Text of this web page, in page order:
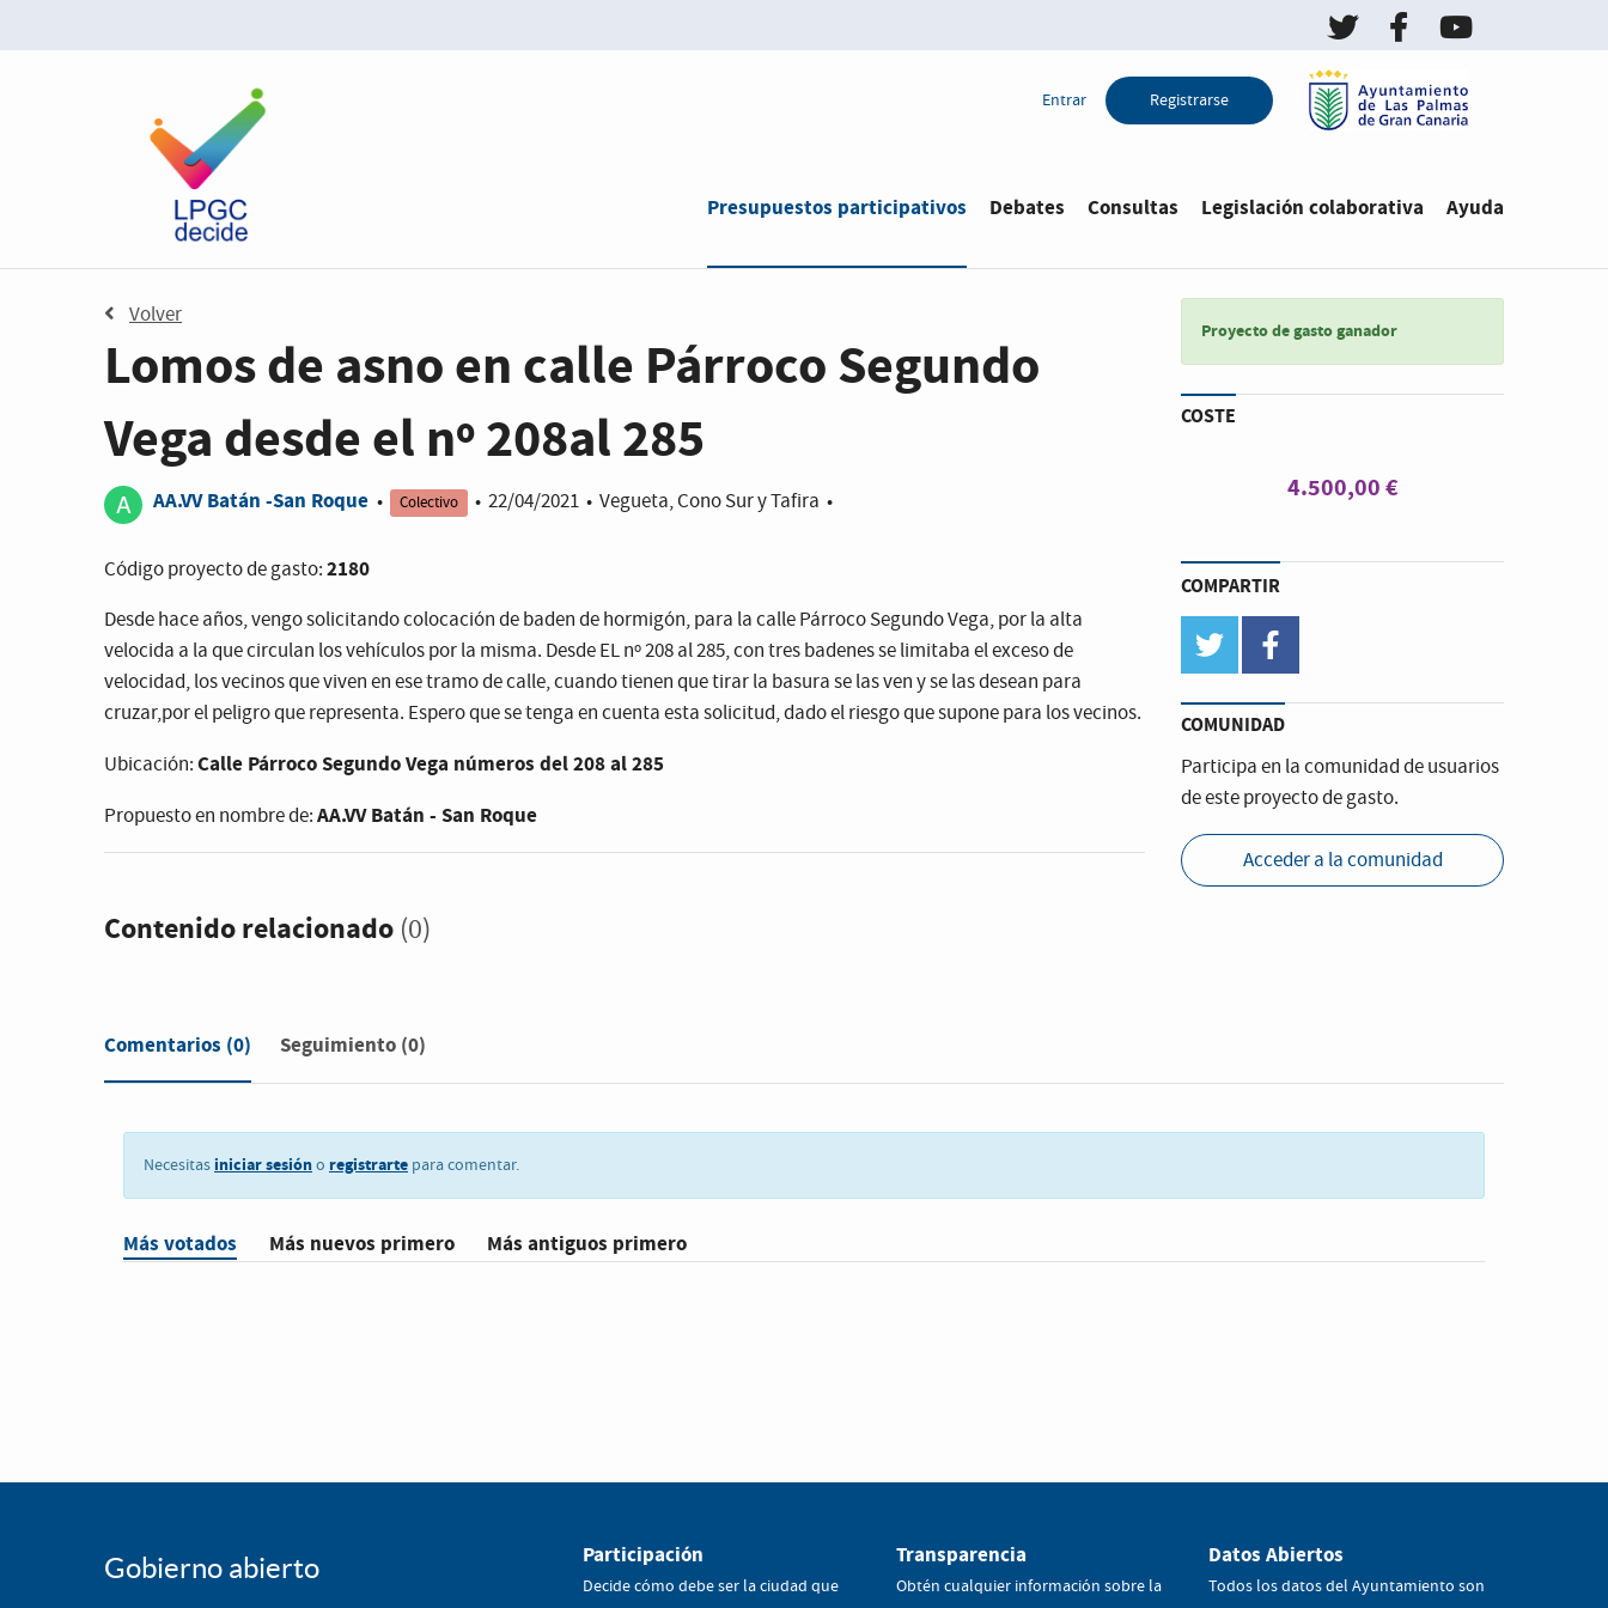
Twitter de LPGC Decide
Facebook de
YouTube de
Entrar Registrarse
Presupuestos participativos
Debates Consultas Legislación colaborativa Ayuda
Volver
Lomos de asno en calle Párroco Segundo
Vega desde el nº 208al 285
AA.VV Batán -San Roque • Colectivo • 22/04/2021 • Vegueta, Cono Sur y Tafira •
Código proyecto de gasto:2180
Desde hace años, vengo solicitando colocación de baden de hormigón, para la calle Párroco Segundo Vega, por la alta
velocida a la que circulan los vehículos por la misma. Desde EL nº 208 al 285, con tres badenes se limitaba el exceso de
velocidad, los vecinos que viven en ese tramo de calle, cuando tienen que tirar la basura se las ven y se las desean para
cruzar,por el peligro que representa. Espero que se tenga en cuenta esta solicitud, dado el riesgo que supone para los vecinos.
Ubicación:Calle Párroco Segundo Vega números del 208 al 285
Propuesto en nombre de:AA.VV Batán - San Roque
Contenido relacionado (0)
Proyecto de gasto ganador
COSTE
4.500,00 €
COMPARTIR
twitter
COMUNIDAD
Participa en la comunidad de usuarios
de este proyecto de gasto.
Acceder a la comunidad
Comentarios (0) Seguimiento (0)
Necesitas iniciar sesióno registrarte para comentar.
Más votados Más nuevos primero Más antiguos primero
Gobierno abierto Participación
Decide cómo debe ser la ciudad que
Transparencia
Obtén cualquier información sobre la
Datos Abiertos
Todos los datos del Ayuntamiento son